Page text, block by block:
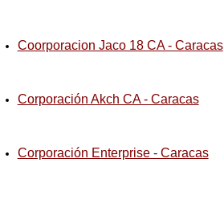
Coorporacion Jaco 18 CA - Caracas
Corporación Akch CA - Caracas
Corporación Enterprise - Caracas